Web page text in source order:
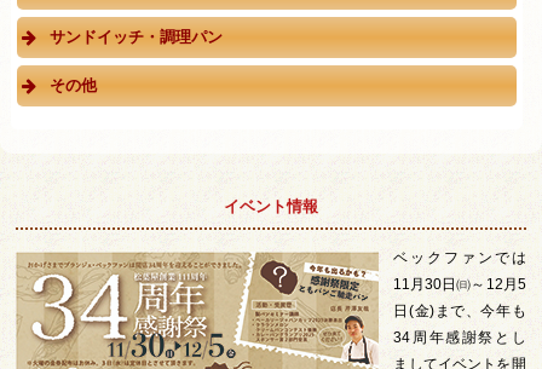
サンドイッチ・調理パン
その他
イベント情報
ベックファンでは
11月30日㈰～12月5
日(金)まで、今年も
34周年感謝祭とし
ましてイベントを開